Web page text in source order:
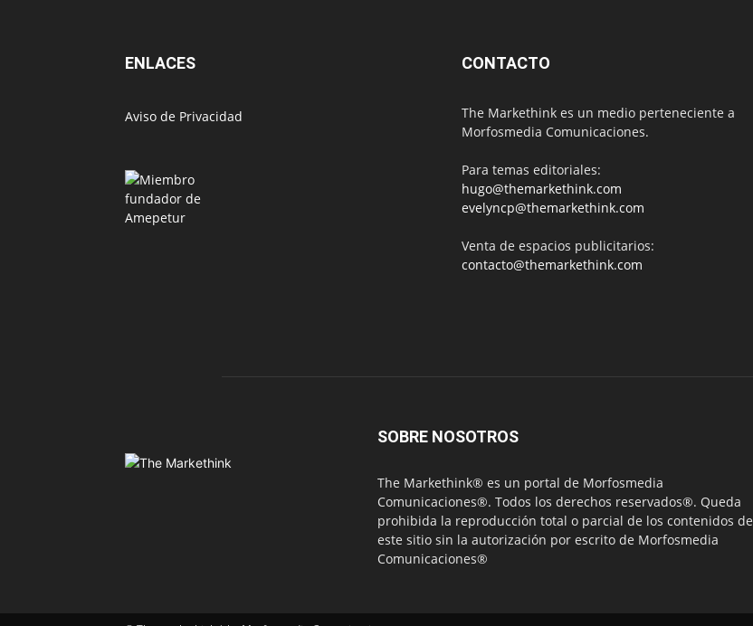
ENLACES
Aviso de Privacidad
CONTACTO
The Markethink es un medio perteneciente a
Morfosmedia Comunicaciones.
Para temas editoriales:
hugo@themarkethink.com
evelyncp@themarkethink.com
Venta de espacios publicitarios:
contacto@themarkethink.com
SOBRE NOSOTROS
The Markethink® es un portal de Morfosmedia
Comunicaciones®. Todos los derechos reservados®. Queda
prohibida la reproducción total o parcial de los contenidos de
este sitio sin la autorización por escrito de Morfosmedia
Comunicaciones®